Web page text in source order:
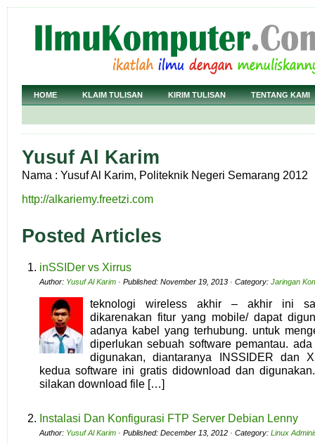
HOME KLAIM TULISAN KIRIM TULISAN TENTANG KAMI
Yusuf Al Karim
Nama : Yusuf Al Karim, Politeknik Negeri Semarang 2012
http://alkariemy.freetzi.com
Posted Articles
inSSIDer vs Xirrus
Author: Yusuf Al Karim · Published: November 19, 2013 · Category: Jaringan
teknologi wireless akhir – akhir ini
dikarenakan fitur yang mobile/ dapat
adanya kabel yang terhubung. untuk
diperlukan sebuah software pemantau.
digunakan, diantaranya INSSIDER dan
kedua software ini gratis didownload dan
silakan download file […]
Instalasi Dan Konfigurasi FTP Server Debian Lenny
Author: Yusuf Al Karim · Published: December 13, 2012 · Category: Linux